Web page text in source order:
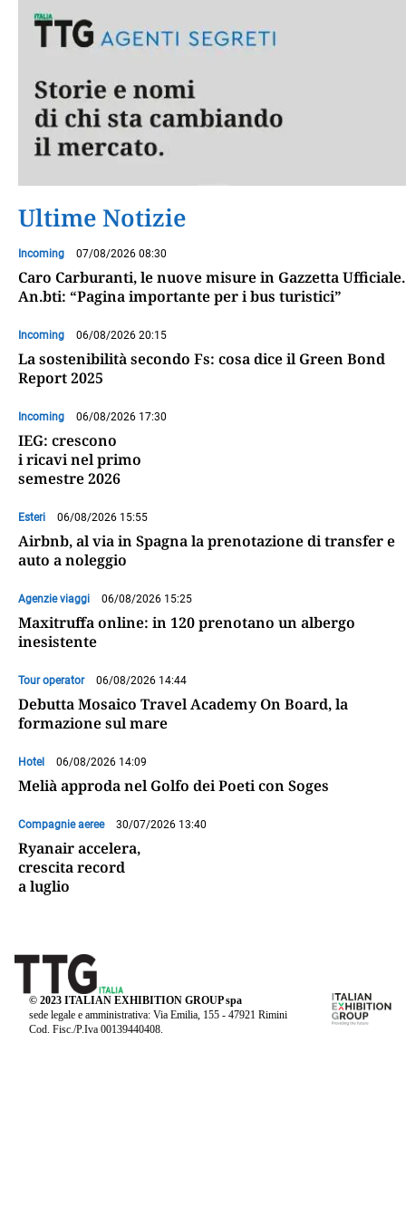
Ultime Notizie
Incoming 07/08/2026 08:30
Caro Carburanti, le nuove misure in Gazzetta Ufficiale.
An.bti: “Pagina importante per i bus turistici”
Incoming 06/08/2026 20:15
La sostenibilità secondo Fs: cosa dice il Green Bond
Report 2025
Incoming 06/08/2026 17:30
IEG: crescono
i ricavi nel primo
semestre 2026
Esteri 06/08/2026 15:55
Airbnb, al via in Spagna la prenotazione di transfer e
auto a noleggio
Agenzie viaggi 06/08/2026 15:25
Maxitruffa online: in 120 prenotano un albergo
inesistente
Tour operator 06/08/2026 14:44
Debutta Mosaico Travel Academy On Board, la
formazione sul mare
Hotel 06/08/2026 14:09
Melià approda nel Golfo dei Poeti con Soges
Compagnie aeree 30/07/2026 13:40
Ryanair accelera,
crescita record
a luglio
© 2023 ITALIAN EXHIBITION GROUP spa
sede legale e amministrativa: Via Emilia, 155 - 47921 Rimini
Cod. Fisc./P.Iva 00139440408.